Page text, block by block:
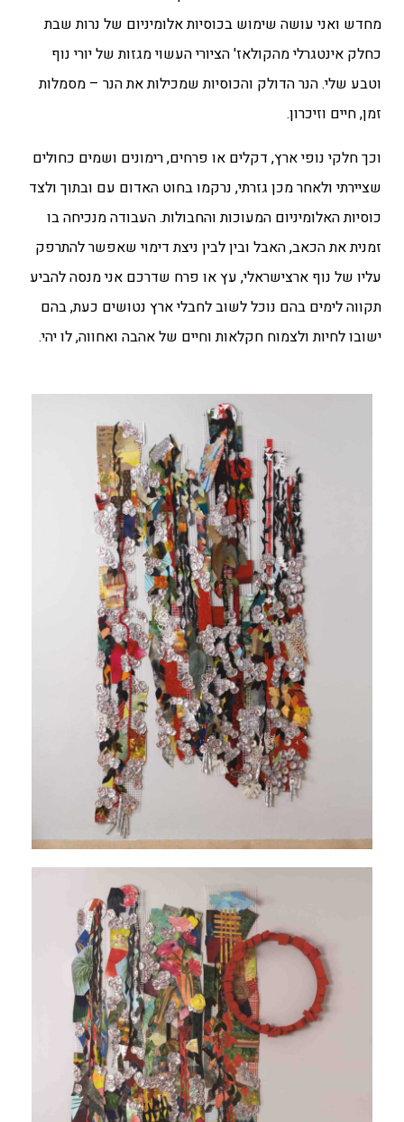
מחדש ואני עושה שימוש בכוסיות אלומיניום של נרות שבת
כחלק אינטגרלי מהקולאז' הציורי העשוי מגזות של יורי נוף
וטבע שלי. הנר הדולק והכוסיות שמכילות את הנר – מסמלות
זמן, חיים וזיכרון.
וכך חלקי נופי ארץ, דקלים או פרחים, רימונים ושמים כחולים
שציירתי ולאחר מכן גזרתי, נרקמו בחוט האדום עם ובתוך ולצד
כוסיות האלומיניום המעוכות והחבולות. העבודה מנכיחה בו
זמנית את הכאב, האבל ובין לבין ניצת דימוי שאפשר להתרפק
עליו של נוף ארצישראלי, עץ או פרח שדרכם אני מנסה להביע
תקווה לימים בהם נוכל לשוב לחבלי ארץ נטושים כעת, בהם
ישובו לחיות ולצמוח חקלאות וחיים של אהבה ואחווה, לו יהי.